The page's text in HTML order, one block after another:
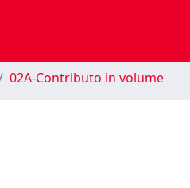
02A-Contributo in volume